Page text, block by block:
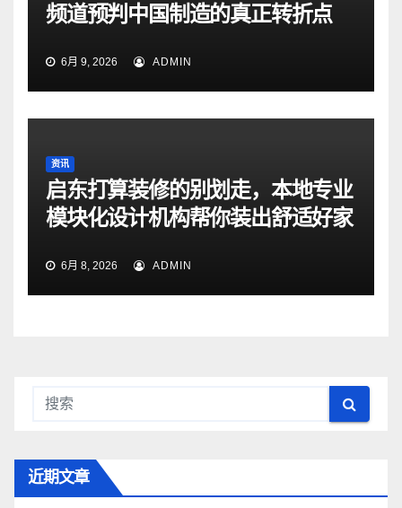
频道预判中国制造的真正转折点
6月 9, 2026 ADMIN
资讯
启东打算装修的别划走，本地专业
模块化设计机构帮你装出舒适好家
6月 8, 2026 ADMIN
近期文章